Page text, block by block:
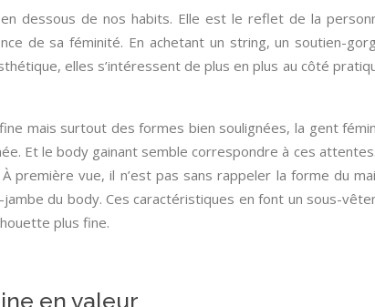
dessous de nos habits. Elle est le reflet de la
de sa féminité. En achetant un string, un soutien-
elles s’intéressent de plus en plus au côté
mais surtout des formes bien soulignées, la gent
Et le body gainant semble correspondre à ces
vue, il n’est pas sans rappeler la forme du
du body. Ces caractéristiques en font un sous-
plus fine.
en valeur